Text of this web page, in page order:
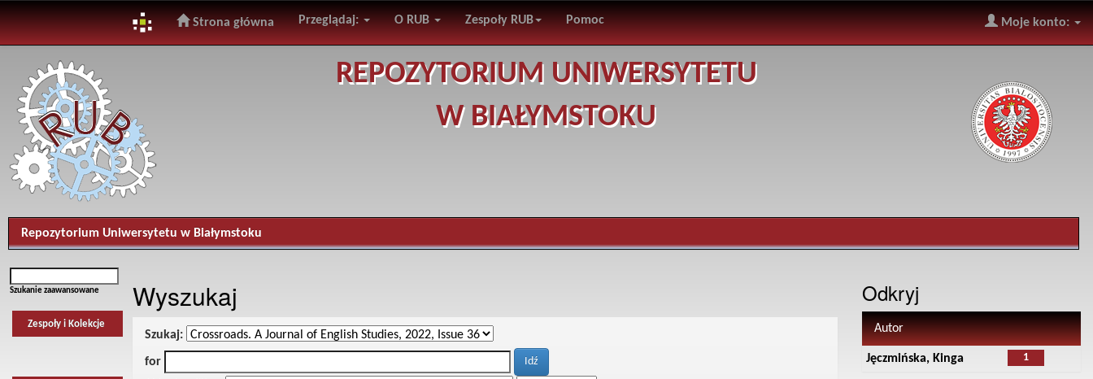
navigation
Strona główna Przeglądaj: O RUB Zespoły RUB Pomoc Moje konto:
REPOZYTORIUM UNIWERSYTETU
W BIAŁYMSTOKU
Repozytorium Uniwersytetu w Białymstoku
Szukanie zaawansowane
Zespoły i Kolekcje
Wyszukaj
Szukaj:
for
Odkryj
Autor
1
Jęczmińska, Kinga